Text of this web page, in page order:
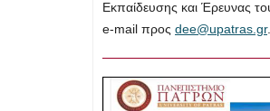
Εκπαίδευσης και Έρευνας
e-mail προς dee@upatras.gr.